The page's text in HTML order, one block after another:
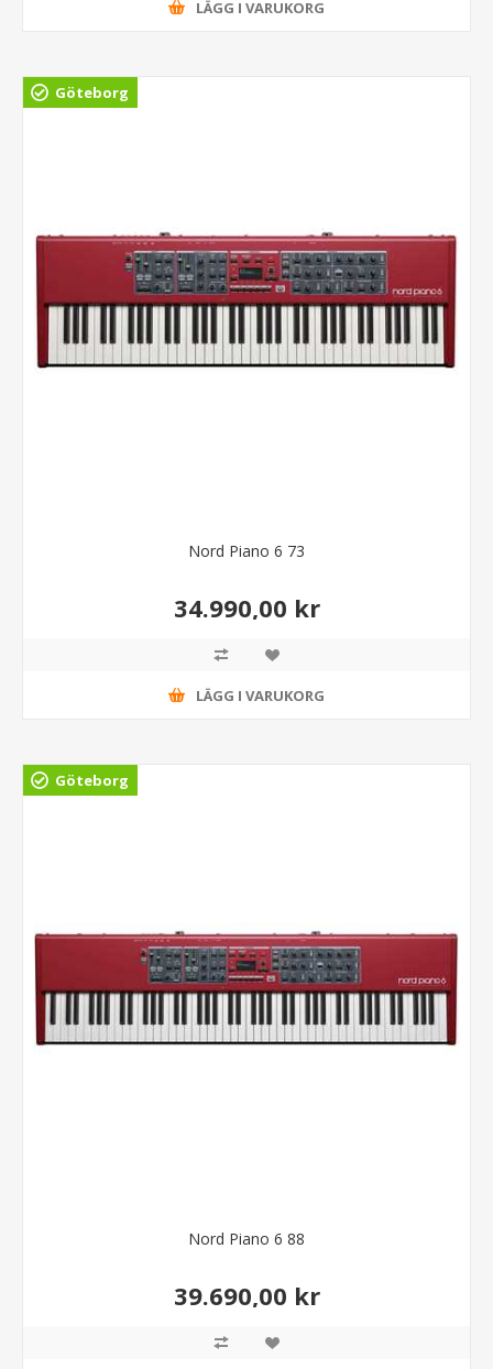
LÄGG I VARUKORG
Göteborg
Nord Piano 6 73
34.990,00 kr
LÄGG I VARUKORG
Göteborg
Nord Piano 6 88
39.690,00 kr